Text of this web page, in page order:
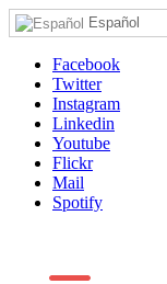
Español
Facebook
Twitter
Instagram
Linkedin
Youtube
Flickr
Mail
Spotify